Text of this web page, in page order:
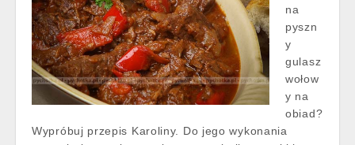
na
pyszn
y
gulasz
wołow
y na
obiad?
Wypróbuj przepis Karoliny. Do jego wykonania